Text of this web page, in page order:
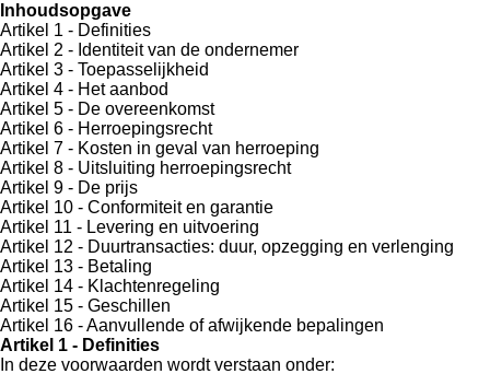
Inhoudsopgave
Artikel 1 - Definities
Artikel 2 - Identiteit van de ondernemer
Artikel 3 - Toepasselijkheid
Artikel 4 - Het aanbod
Artikel 5 - De overeenkomst
Artikel 6 - Herroepingsrecht
Artikel 7 - Kosten in geval van herroeping
Artikel 8 - Uitsluiting herroepingsrecht
Artikel 9 - De prijs
Artikel 10 - Conformiteit en garantie
Artikel 11 - Levering en uitvoering
Artikel 12 - Duurtransacties: duur, opzegging en verlenging
Artikel 13 - Betaling
Artikel 14 - Klachtenregeling
Artikel 15 - Geschillen
Artikel 16 - Aanvullende of afwijkende bepalingen
Artikel 1 - Definities
In deze voorwaarden wordt verstaan onder: